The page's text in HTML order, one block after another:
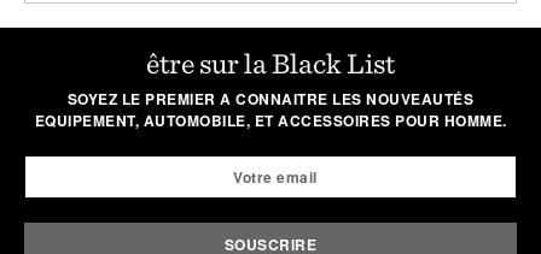
être sur la Black List
SOYEZ LE PREMIER A CONNAITRE LES NOUVEAUTÉS
EQUIPEMENT, AUTOMOBILE, ET ACCESSOIRES POUR HOMME.